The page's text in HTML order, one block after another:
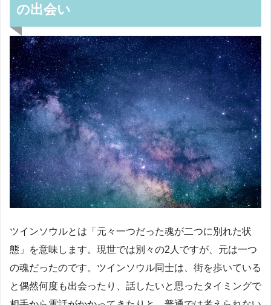
の出会い
ツインソウルとは「元々一つだった魂が二つに別れた状
態」を意味します。現世では別々の2人ですが、元は一つ
の魂だったのです。ツインソウル同士は、街を歩いている
と偶然何度も出会ったり、話したいと思ったタイミングで